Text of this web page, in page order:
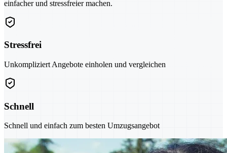
einfacher und stressfreier machen.
Stressfrei
Unkompliziert Angebote einholen und vergleichen
Schnell
Schnell und einfach zum besten Umzugsangebot